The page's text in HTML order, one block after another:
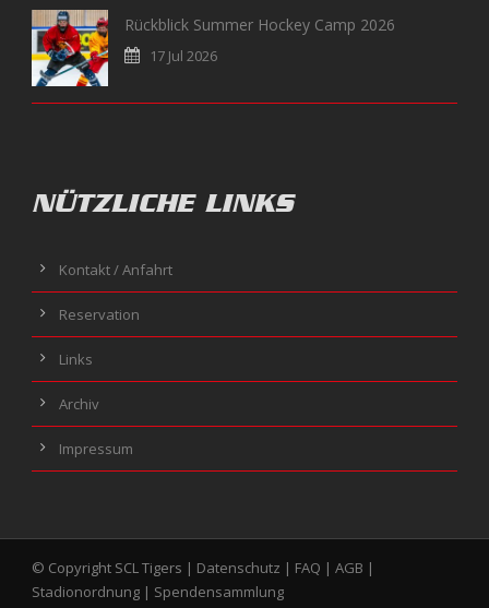
Rückblick Summer Hockey Camp 2026
17 Jul 2026
NÜTZLICHE LINKS
Kontakt / Anfahrt
Reservation
Links
Archiv
Impressum
© Copyright SCL Tigers | Datenschutz | FAQ | AGB |
Stadionordnung | Spendensammlung